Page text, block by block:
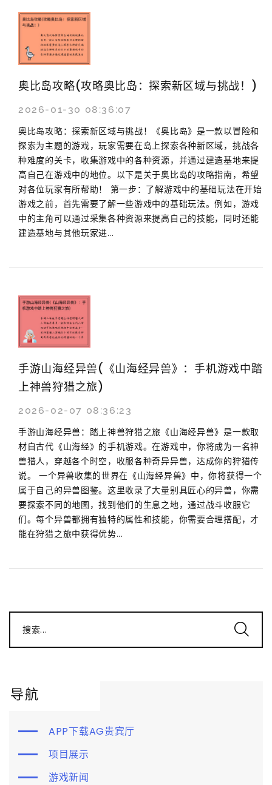
奥比岛攻略(攻略奥比岛：探索新区域与挑战！)
2026-01-30 08:36:07
奥比岛攻略：探索新区域与挑战！《奥比岛》是一款以冒险和
探索为主题的游戏，玩家需要在岛上探索各种新区域，挑战各
种难度的关卡，收集游戏中的各种资源，并通过建造基地来提
高自己在游戏中的地位。以下是关于奥比岛的攻略指南，希望
对各位玩家有所帮助！ 第一步：了解游戏中的基础玩法在开始
游戏之前，首先需要了解一些游戏中的基础玩法。例如，游戏
中的主角可以通过采集各种资源来提高自己的技能，同时还能
建造基地与其他玩家进...
手游山海经异兽(《山海经异兽》：手机游戏中踏
上神兽狩猎之旅)
2026-02-07 08:36:23
手游山海经异兽：踏上神兽狩猎之旅《山海经异兽》是一款取
材自古代《山海经》的手机游戏。在游戏中，你将成为一名神
兽猎人，穿越各个时空，收服各种奇异异兽，达成你的狩猎传
说。 一个异兽收集的世界在《山海经异兽》中，你将获得一个
属于自己的异兽图鉴。这里收录了大量别具匠心的异兽，你需
要探索不同的地图，找到他们的生息之地，通过战斗收服它
们。每个异兽都拥有独特的属性和技能，你需要合理搭配，才
能在狩猎之旅中获得优势...
搜索...
导航
APP下载AG贵宾厅
项目展示
游戏新闻